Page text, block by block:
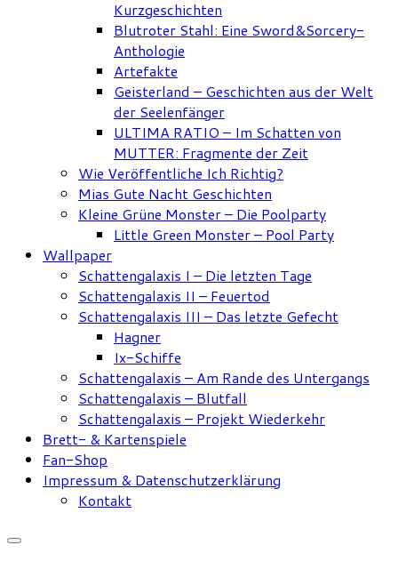
Kurzgeschichten
Blutroter Stahl: Eine Sword&Sorcery-
Anthologie
Artefakte
Geisterland – Geschichten aus der Welt
der Seelenfänger
ULTIMA RATIO – Im Schatten von
MUTTER: Fragmente der Zeit
Wie Veröffentliche Ich Richtig?
Mias Gute Nacht Geschichten
Kleine Grüne Monster – Die Poolparty
Little Green Monster – Pool Party
Wallpaper
Schattengalaxis I – Die letzten Tage
Schattengalaxis II – Feuertod
Schattengalaxis III – Das letzte Gefecht
Hagner
Ix-Schiffe
Schattengalaxis – Am Rande des Untergangs
Schattengalaxis – Blutfall
Schattengalaxis – Projekt Wiederkehr
Brett- & Kartenspiele
Fan-Shop
Impressum & Datenschutzerklärung
Kontakt